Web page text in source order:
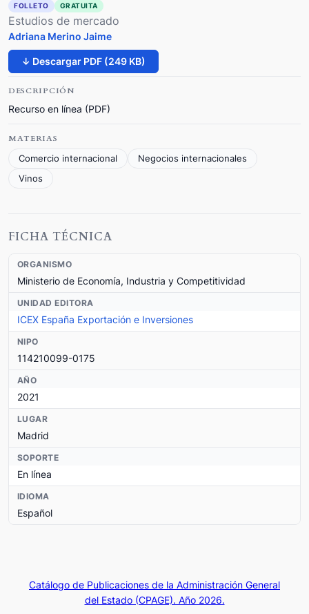
FOLLETO GRATUITA
Estudios de mercado
Adriana Merino Jaime
↓ Descargar PDF (249 KB)
DESCRIPCIÓN
Recurso en línea (PDF)
MATERIAS
Comercio internacional
Negocios internacionales
Vinos
FICHA TÉCNICA
ORGANISMO
Ministerio de Economía, Industria y Competitividad
UNIDAD EDITORA
ICEX España Exportación e Inversiones
NIPO
114210099-0175
AÑO
2021
LUGAR
Madrid
SOPORTE
En línea
IDIOMA
Español
Catálogo de Publicaciones de la Administración General
del Estado (CPAGE). Año 2026.